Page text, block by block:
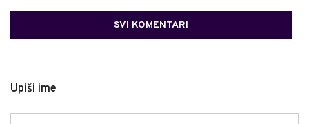
SVI KOMENTARI
Upiši ime